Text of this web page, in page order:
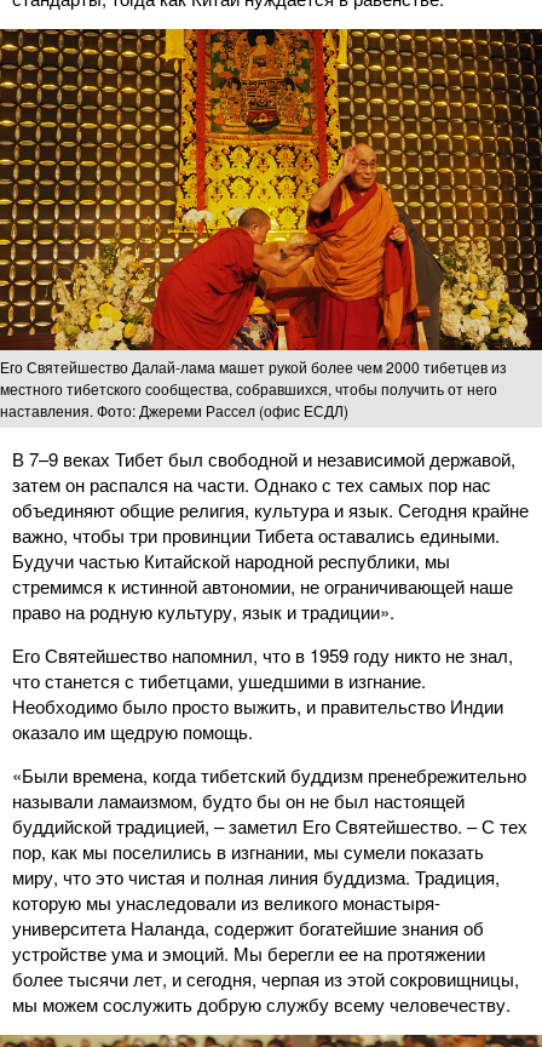
Его Святейшество Далай-лама машет рукой более чем 2000 тибетцев из
местного тибетского сообщества, собравшихся, чтобы получить от него
наставления. Фото: Джереми Рассел (офис ЕСДЛ)
В 7–9 веках Тибет был свободной и независимой державой,
затем он распался на части. Однако с тех самых пор нас
объединяют общие религия, культура и язык. Сегодня крайне
важно, чтобы три провинции Тибета оставались едиными.
Будучи частью Китайской народной республики, мы
стремимся к истинной автономии, не ограничивающей наше
право на родную культуру, язык и традиции».
Его Святейшество напомнил, что в 1959 году никто не знал,
что станется с тибетцами, ушедшими в изгнание.
Необходимо было просто выжить, и правительство Индии
оказало им щедрую помощь.
«Были времена, когда тибетский буддизм пренебрежительно
называли ламаизмом, будто бы он не был настоящей
буддийской традицией, – заметил Его Святейшество. – С тех
пор, как мы поселились в изгнании, мы сумели показать
миру, что это чистая и полная линия буддизма. Традиция,
которую мы унаследовали из великого монастыря-
университета Наланда, содержит богатейшие знания об
устройстве ума и эмоций. Мы берегли ее на протяжении
более тысячи лет, и сегодня, черпая из этой сокровищницы,
мы можем сослужить добрую службу всему человечеству.